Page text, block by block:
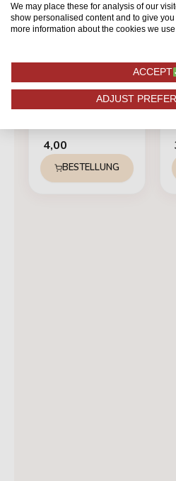
Rote Naomi+
4,00
BESTELLUNG
We may place these for analysis of our
show personalised content and to give
more information about the cookies we
ACCEPT
ADJUST